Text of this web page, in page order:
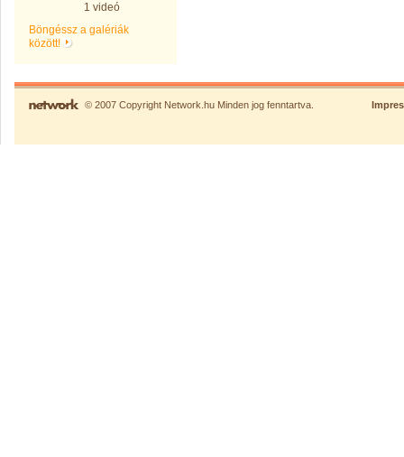
1 videó
Böngéssz a galériák
között!
© 2007 Copyright Network.hu Minden jog fenntartva.